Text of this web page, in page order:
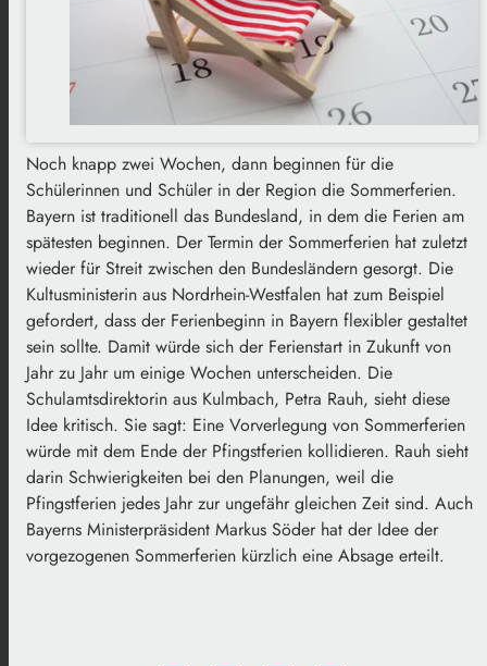
Noch knapp zwei Wochen, dann beginnen für die
Schülerinnen und Schüler in der Region die Sommerferien.
Bayern ist traditionell das Bundesland, in dem die Ferien am
spätesten beginnen. Der Termin der Sommerferien hat zuletzt
wieder für Streit zwischen den Bundesländern gesorgt. Die
Kultusministerin aus Nordrhein-Westfalen hat zum Beispiel
gefordert, dass der Ferienbeginn in Bayern flexibler gestaltet
sein sollte. Damit würde sich der Ferienstart in Zukunft von
Jahr zu Jahr um einige Wochen unterscheiden. Die
Schulamtsdirektorin aus Kulmbach, Petra Rauh, sieht diese
Idee kritisch. Sie sagt: Eine Vorverlegung von Sommerferien
würde mit dem Ende der Pfingstferien kollidieren. Rauh sieht
darin Schwierigkeiten bei den Planungen, weil die
Pfingstferien jedes Jahr zur ungefähr gleichen Zeit sind. Auch
Bayerns Ministerpräsident Markus Söder hat der Idee der
vorgezogenen Sommerferien kürzlich eine Absage erteilt.